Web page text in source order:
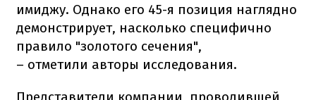
имиджу. Однако его 45-я позиция наглядно
демонстрирует, насколько специфично
правило "золотого сечения",
– отметили авторы исследования.
Представители компании, проводившей